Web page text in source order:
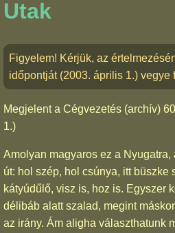
Utak
Figyelem! Kérjük, az
időpontját (2003. április 1.) vegye
Megjelent a Cégvezetés (archív)
1.)
Amolyan magyaros ez a
út: hol szép, hol csúnya, itt büszke
kátyúdűlő, visz is, hoz is. Egyszer
délibáb alatt szalad, megint
az irány. Ám aligha választhatunk